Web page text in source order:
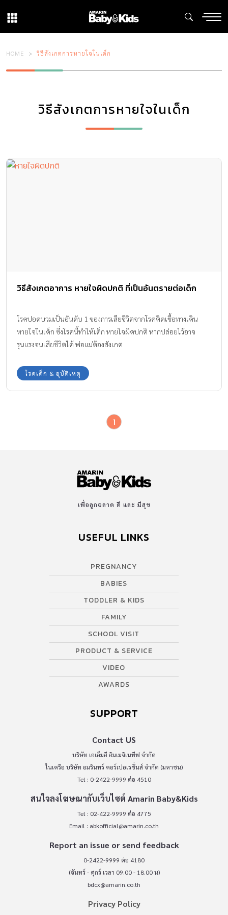
HOME วิธีสังเกตการหายใจในเด็ก
วิธีสังเกตการหายใจในเด็ก
วิธีสังเกตอาการ หายใจผิดปกติ ที่เป็นอันตรายต่อเด็ก
โรคปอดบวมเป็นอันดับ 1 ของการเสียชีวิตจากโรคติดเชื้อทางเดิน
หายใจในเด็ก ซึ่งโรคนี้ทำให้เด็ก หายใจผิดปกติ หากปล่อยไว้อาจ
รุนแรงจนเสียชีวิตได้ พ่อแม่ต้องสังเกต
โรคเด็ก & อุบัติเหตุ
1
เพื่อลูกฉลาด ดี และ มีสุข
USEFUL LINKS
PREGNANCY
BABIES
TODDLER & KIDS
FAMILY
SCHOOL VISIT
PRODUCT & SERVICE
VIDEO
AWARDS
SUPPORT
Contact US
บริษัท เอเอ็มอี อิมเมจิเนทีฟ จำกัด
ในเครือ บริษัท อมรินทร์ คอร์เปอเรชั่นส์ จำกัด (มหาชน)
Tel : 0-2422-9999 ต่อ 4510
สนใจลงโฆษณากับเว็บไซต์ Amarin Baby&Kids
Tel : 02-422-9999 ต่อ 4775
Email : abkofficial@amarin.co.th
Report an issue or send feedback
0-2422-9999 ต่อ 4180
(จันทร์ - ศุกร์ เวลา 09.00 - 18.00 น)
bdcx@amarin.co.th
Privacy Policy